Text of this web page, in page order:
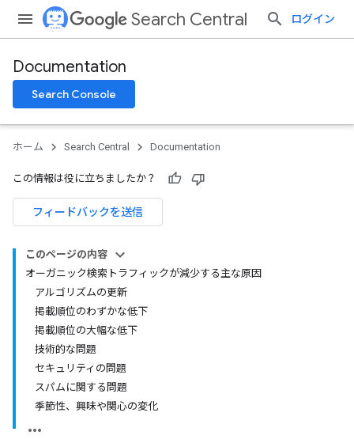
Search Central ログイン
Documentation
Search Console
ホーム Search Central Documentation
この情報は役に立ちましたか？
フィードバックを送信
このページの内容
オーガニック検索トラフィックが減少する主な原因
アルゴリズムの更新
掲載順位のわずかな低下
掲載順位の大幅な低下
技術的な問題
セキュリティの問題
スパムに関する問題
季節性、興味や関心の変化